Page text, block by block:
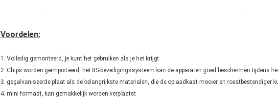
Voordelen:
1. Volledig gemonteerd, je kunt het gebruiken als je het krijgt
2. Chips worden geïmporteerd, het 8S-beveiligingssysteem kan de apparaten goed beschermen tijdens
3. gegalvaniseerde plaat als de belangrijkste materialen, die de oplaadkast mooier en roestbestendiger
4. mini-formaat, kan gemakkelijk worden verplaatst